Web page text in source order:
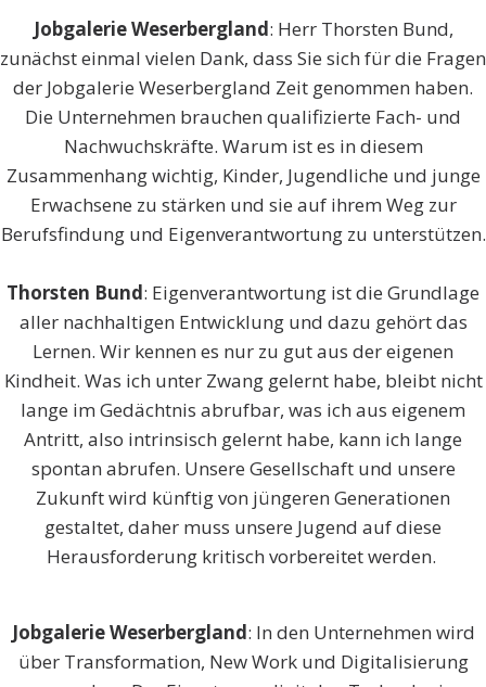
Jobgalerie Weserbergland: Herr Thorsten Bund,
zunächst einmal vielen Dank, dass Sie sich für die Fragen
der Jobgalerie Weserbergland Zeit genommen haben.
Die Unternehmen brauchen qualifizierte Fach- und
Nachwuchskräfte. Warum ist es in diesem
Zusammenhang wichtig, Kinder, Jugendliche und junge
Erwachsene zu stärken und sie auf ihrem Weg zur
Berufsfindung und Eigenverantwortung zu unterstützen.
Thorsten Bund: Eigenverantwortung ist die Grundlage
aller nachhaltigen Entwicklung und dazu gehört das
Lernen. Wir kennen es nur zu gut aus der eigenen
Kindheit. Was ich unter Zwang gelernt habe, bleibt nicht
lange im Gedächtnis abrufbar, was ich aus eigenem
Antritt, also intrinsisch gelernt habe, kann ich lange
spontan abrufen. Unsere Gesellschaft und unsere
Zukunft wird künftig von jüngeren Generationen
gestaltet, daher muss unsere Jugend auf diese
Herausforderung kritisch vorbereitet werden.
Jobgalerie Weserbergland: In den Unternehmen wird
über Transformation, New Work und Digitalisierung